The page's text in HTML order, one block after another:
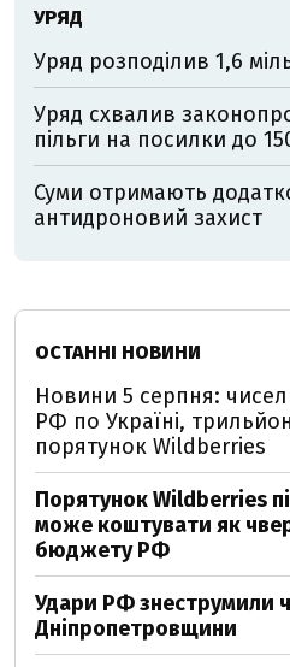
УРЯД
Уряд розподілив 1,6
Уряд схвалив
пільги на посилки до
Суми отримають
антидроновий захист
ОСТАННІ НОВИНИ
Новини 5 серпня:
РФ по Україні,
порятунок Wildberries
Порятунок Wildberries
може коштувати як
бюджету РФ
Удари РФ знеструмили
Дніпропетровщини